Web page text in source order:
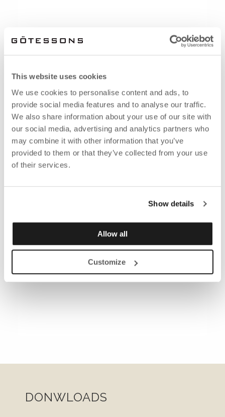
This website uses cookies
We use cookies to personalise content and ads, to
provide social media features and to analyse our traffic.
We also share information about your use of our site with
our social media, advertising and analytics partners who
may combine it with other information that you’ve
provided to them or that they’ve collected from your use
of their services.
Show details
Allow all
Customize
DONWLOADS